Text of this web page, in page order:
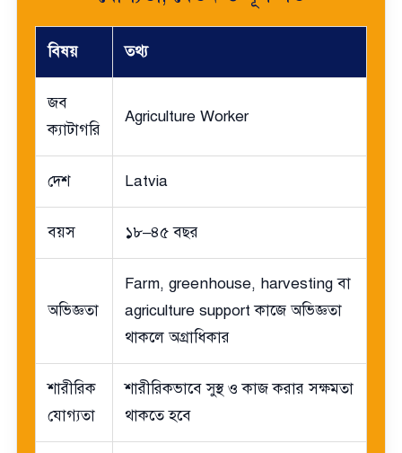
বিষয় তথ্য
জব
ক্যাটাগরি
Agriculture Worker
দেশ Latvia
বয়স ১৮–৪৫ বছর
অভিজ্ঞতা
Farm, greenhouse, harvesting বা
agriculture support কাজে অভিজ্ঞতা
থাকলে অগ্রাধিকার
শারীরিক
যোগ্যতা
শারীরিকভাবে সুস্থ ও কাজ করার সক্ষমতা
থাকতে হবে